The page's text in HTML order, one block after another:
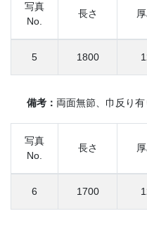
写真
No.
長さ
5 1800
備考： 両面無節、巾反り
写真
No.
長さ
6 1700